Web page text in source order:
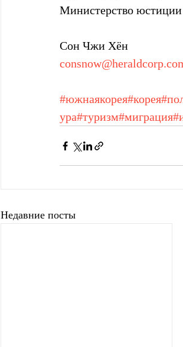
Министерство юстиции
Сон Чжи Хён
#южнаякорея#корея
ура#туризм#миграция
Недавние посты